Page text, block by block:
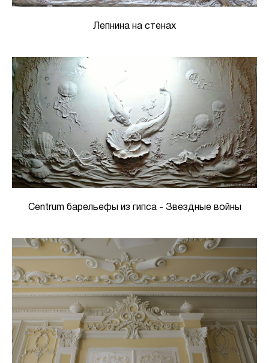
Лепнина на стенах
Centrum барельефы из гипса - Звездные войны